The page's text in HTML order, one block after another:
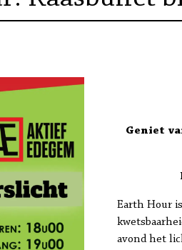
Geniet
Earth Hour
avond het